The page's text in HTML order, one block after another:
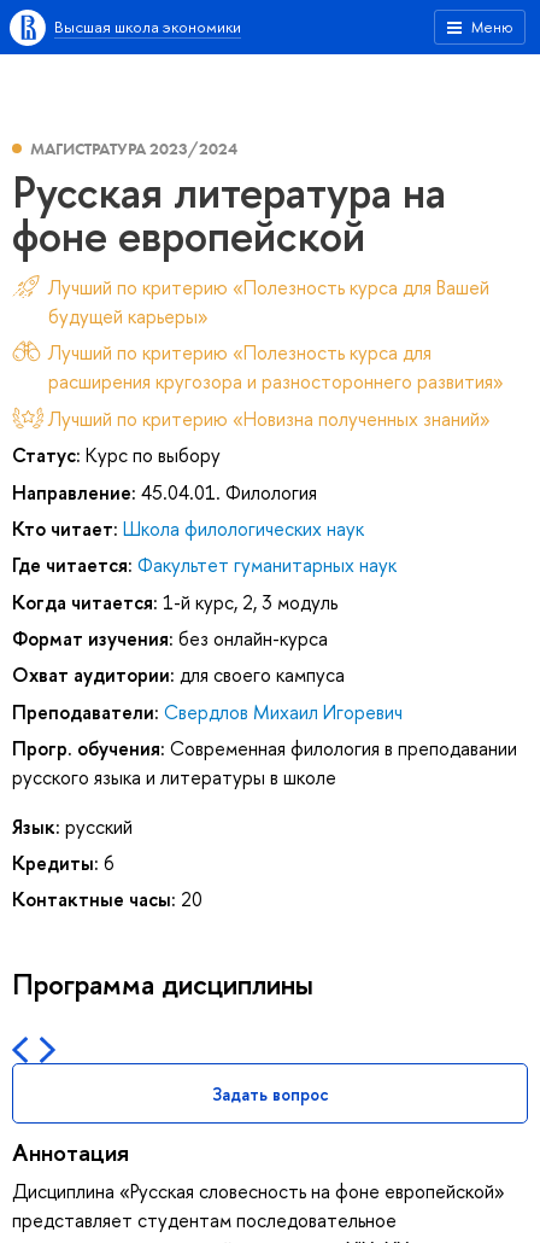
Меню
Высшая школа экономики
МАГИСТРАТУРА 2023/2024
Русская литература на
фоне европейской
Лучший по критерию «Полезность курса для Вашей
будущей карьеры»
Лучший по критерию «Полезность курса для
расширения кругозора и разностороннего развития»
Лучший по критерию «Новизна полученных знаний»
Статус: Курс по выбору
Направление: 45.04.01. Филология
Кто читает: Школа филологических наук
Где читается: Факультет гуманитарных наук
Когда читается: 1-й курс, 2, 3 модуль
Формат изучения: без онлайн-курса
Охват аудитории: для своего кампуса
Преподаватели: Свердлов Михаил Игоревич
Прогр. обучения: Современная филология в преподавании
русского языка и литературы в школе
Язык: русский
Кредиты: 6
Контактные часы: 20
Программа дисциплины
Задать вопрос
Аннотация
Дисциплина «Русская словесность на фоне европейской»
представляет студентам последовательное